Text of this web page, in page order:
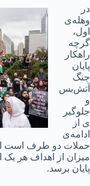
در
وهله‌ی
اول،
گرچه
راهکار
پایان
جنگ
آتش‌بس
و
جلوگیر
ی از
ادامه‌ی
حملات دو طرف است
میزان از اهداف هر یک
پایان برسد.